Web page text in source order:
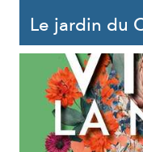
Le jardin du